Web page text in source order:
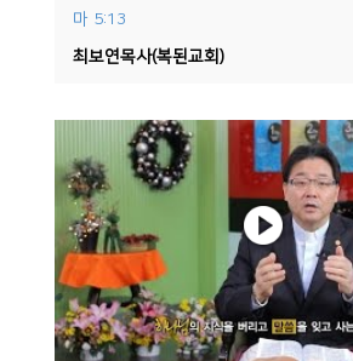
마 5:13
최보연목사(복된교회)